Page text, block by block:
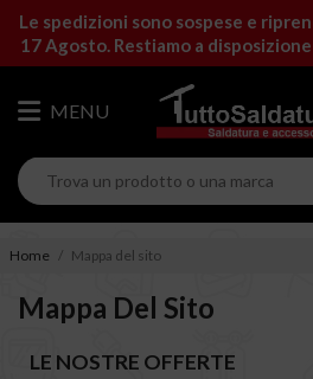
Le spedizioni sono sospese e
17 Agosto. Restiamo a
Home Mappa del sito
Mappa Del Sito
LE NOSTRE OFFERTE